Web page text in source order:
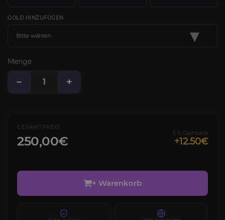
GOLD HINZUFÜGEN
Bitte wählen ▾
Menge
− +
GESAMTPREIS
250,00€
5 % Cashback
+12.50€
+ Warenkorb